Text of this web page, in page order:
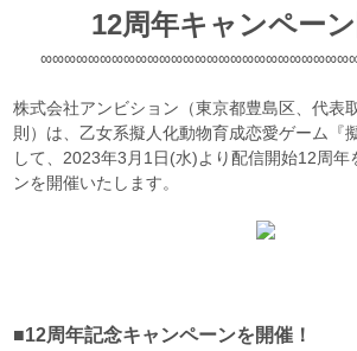
12周年キャンペーン
株式会社アンビション（東京都豊島区、代表
則）は、乙女系擬人化動物育成恋愛ゲーム『
して、2023年3月1日(水)より配信開始12周年
ンを開催いたします。
■12周年記念キャンペーンを開催！